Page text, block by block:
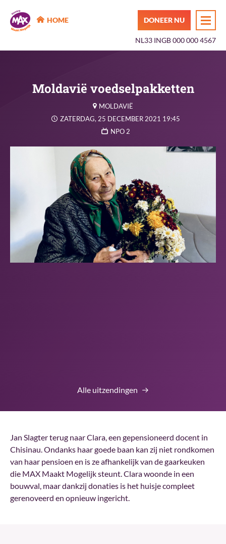
MAX Maakt Mogelijk
HOME DONEER NU
NL33 INGB 000 000 4567
Moldavië voedselpakketten
MOLDAVIË
ZATERDAG, 25 DECEMBER 2021 19:45
NPO 2
Alle uitzendingen
Jan Slagter terug naar Clara, een gepensioneerd docent in
Chisinau. Ondanks haar goede baan kan zij niet rondkomen
van haar pensioen en is ze afhankelijk van de gaarkeuken
die MAX Maakt Mogelijk steunt. Clara woonde in een
bouwval, maar dankzij donaties is het huisje compleet
gerenoveerd en opnieuw ingericht.